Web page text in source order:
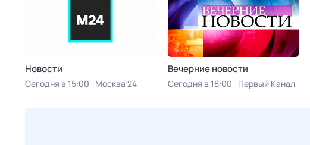
Новости
Сегодня в 15:00 Москва 24
Вечерние новости
Сегодня в 18:00 Первый Канал